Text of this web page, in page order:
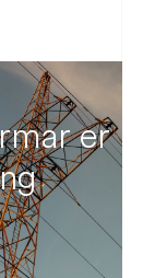
er